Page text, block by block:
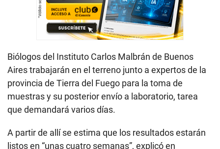
Biólogos del Instituto Carlos Malbrán de Buenos
Aires trabajarán en el terreno junto a expertos de la
provincia de Tierra del Fuego para la toma de
muestras y su posterior envío a laboratorio, tarea
que demandará varios días.
A partir de allí se estima que los resultados estarán
listos en “unas cuatro semanas”, explicó en